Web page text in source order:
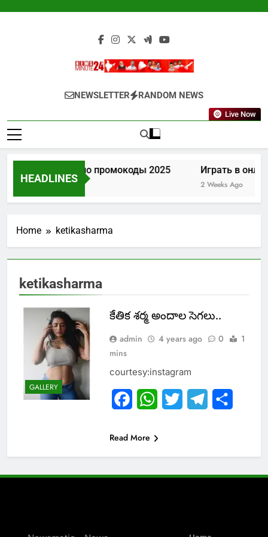
Newsminute24
Get All Updated Telugu News
NEWSLETTER RANDOM NEWS
Live Now
HEADLINES
Лев казино промокоды 2025
1 Week Ago
Играть в
2 Weeks Ago
Home ketikasharma
ketikasharma
GALLERY
కేతిక శర్మ అందాల సెగలు..
admin 4 years ago 0
1
mins
courtesy:instagram
FacebookWhatsApp
Twitter Telegram
Read More